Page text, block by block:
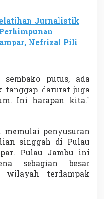
Jurnalistik
Nefrizal Pili
putus, ada
darurat juga
Ini harapan kita.”
penyusuran
singgah di Pulau
Pulau Jambu ini
sebagian besar
terdampak